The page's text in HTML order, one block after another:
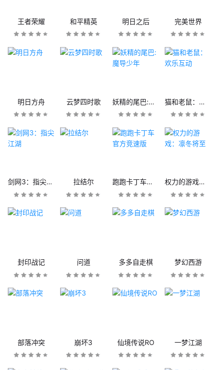
王者荣耀 和平精英 明日之后 完美世界
明日方舟 云梦四时歌 妖精的尾巴:魔导少年 猫和老鼠：欢乐互动
剑网3：指尖江湖 拉结尔 跑跑卡丁车官方竞速版 权力的游戏：凛冬将至
封印战记 问道 多多自走棋 梦幻西游
部落冲突 崩坏3 仙境传说RO 一梦江湖